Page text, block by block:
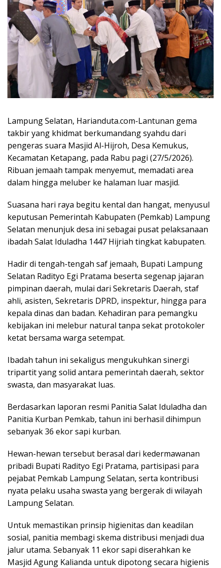
Lampung Selatan, Harianduta.com-Lantunan gema
takbir yang khidmat berkumandang syahdu dari
pengeras suara Masjid Al-Hijroh, Desa Kemukus,
Kecamatan Ketapang, pada Rabu pagi (27/5/2026).
Ribuan jemaah tampak menyemut, memadati area
dalam hingga meluber ke halaman luar masjid.
Suasana hari raya begitu kental dan hangat, menyusul
keputusan Pemerintah Kabupaten (Pemkab) Lampung
Selatan menunjuk desa ini sebagai pusat pelaksanaan
ibadah Salat Iduladha 1447 Hijriah tingkat kabupaten.
Hadir di tengah-tengah saf jemaah, Bupati Lampung
Selatan Radityo Egi Pratama beserta segenap jajaran
pimpinan daerah, mulai dari Sekretaris Daerah, staf
ahli, asisten, Sekretaris DPRD, inspektur, hingga para
kepala dinas dan badan. Kehadiran para pemangku
kebijakan ini melebur natural tanpa sekat protokoler
ketat bersama warga setempat.
Ibadah tahun ini sekaligus mengukuhkan sinergi
tripartit yang solid antara pemerintah daerah, sektor
swasta, dan masyarakat luas.
Berdasarkan laporan resmi Panitia Salat Iduladha dan
Panitia Kurban Pemkab, tahun ini berhasil dihimpun
sebanyak 36 ekor sapi kurban.
Hewan-hewan tersebut berasal dari kedermawanan
pribadi Bupati Radityo Egi Pratama, partisipasi para
pejabat Pemkab Lampung Selatan, serta kontribusi
nyata pelaku usaha swasta yang bergerak di wilayah
Lampung Selatan.
Untuk memastikan prinsip higienitas dan keadilan
sosial, panitia membagi skema distribusi menjadi dua
jalur utama. Sebanyak 11 ekor sapi diserahkan ke
Masjid Agung Kalianda untuk dipotong secara higienis